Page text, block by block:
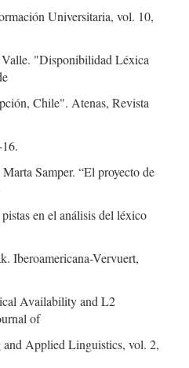
Universitaria, vol. 10,
"Disponibilidad Léxica
Chile". Atenas, Revista
Samper. “El proyecto de
en el análisis del léxico
Iberoamericana-Vervuert,
Availability and L2
of
Applied Linguistics, vol. 2,